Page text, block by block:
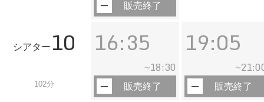
販売終了
シアター 10
102分
16:35
~18:30
販売終了
19:05
~
販売終了